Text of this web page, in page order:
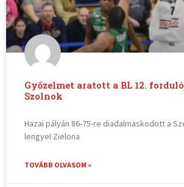
Győzelmet aratott a BL 12.
Szolnok
Hazai pályán 86-75-re diadalmaskodott a
lengyel Zielona
TOVÁBB OLVASOM »